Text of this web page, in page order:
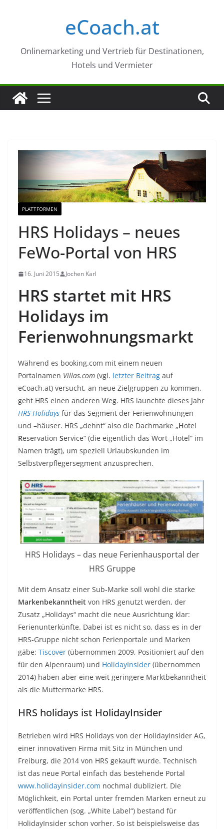
eCoach.at
Onlinemarketing und Vertrieb für Destinationen,
Hotels und Vermieter
PLATTFORMEN
HRS Holidays – neues
FeWo-Portal von HRS
16. Juni 2015 Jochen Karl
HRS startet mit HRS
Holidays im
Ferienwohnungsmarkt
Während es booking.com mit einem neuen
Portalnamen Villas.com (vgl. letzter Beitrag auf
eCoach.at) versucht, an neue Zielgruppen zu kommen,
geht HRS einen anderen Weg. HRS launchte dieses Jahr
HRS Holidays für das Segment der Ferienwohnungen
und –häuser. HRS „dehnt“ also die Dachmarke „Hotel
Reservation Service“ (die eigentlich das Wort „Hotel“ im
Namen trägt), um speziell Urlaubskunden im
Selbstverpflegersegment anzusprechen.
HRS Holidays – das neue Ferienhausportal der
HRS Gruppe
Mit dem Ansatz einer Sub-Marke soll wohl die starke
Markenbekanntheit von HRS genutzt werden, der
Zusatz „Holidays“ macht die neue Ausrichtung klar:
Ferienunterkünfte. Dabei ist es nicht so, dass es in der
HRS-Gruppe nicht schon Ferienportale und Marken
gäbe: Tiscover (übernommen 2009, Positioniert auf den
für den Alpenraum) und HolidayInsider (übernommen
2014) haben aber eine weit geringere Marktbekanntheit
als die Muttermarke HRS.
HRS holidays ist HolidayInsider
Betrieben wird HRS Holidays von der HolidayInsider AG,
einer innovativen Firma mit Sitz in München und
Freiburg, die 2014 von HRS gekauft wurde. Technisch
ist das neue Portal einfach das bestehende Portal
www.holidayinsider.com nochmal dubliziert. Die
Möglichkeit, ein Portal unter fremden Marken erneut zu
veröffentlichen (sog. „White Label“) bestand für
HolidayInsider schon vorher. So ist beispielsweise das